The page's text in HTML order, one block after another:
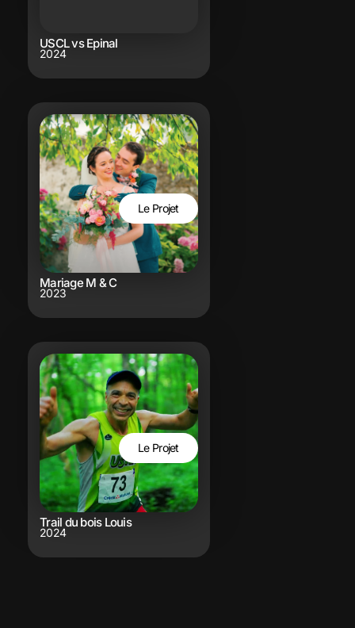
USCL vs Epinal
2024
Le Projet
Mariage M & C
2023
Le Projet
Trail du bois Louis
2024